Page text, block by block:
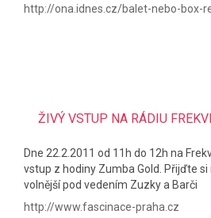
ŽIVÝ VSTUP NA RÁDIU
Dne 22.2.2011 od 11h do 12h na
vstup z hodiny Zumba Gold. Přijďte
volnější pod vedením Zuzky a Barči
http://www.fascinace-praha.cz